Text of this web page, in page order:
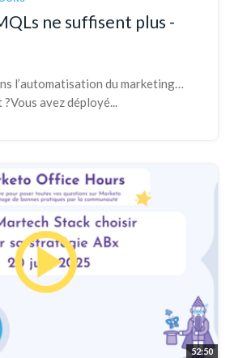
ne suffisent plus -
l’automatisation du marketing…
avez déployé...
52:50